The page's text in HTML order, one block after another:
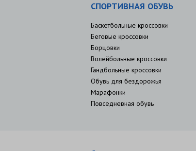
СПОРТИВНАЯ ОБУВЬ
Баскетбольные кроссовки
Беговые кроссовки
Борцовки
Волейбольные кроссовки
Гандбольные кроссовки
Обувь для бездорожья
Марафонки
Повседневная обувь